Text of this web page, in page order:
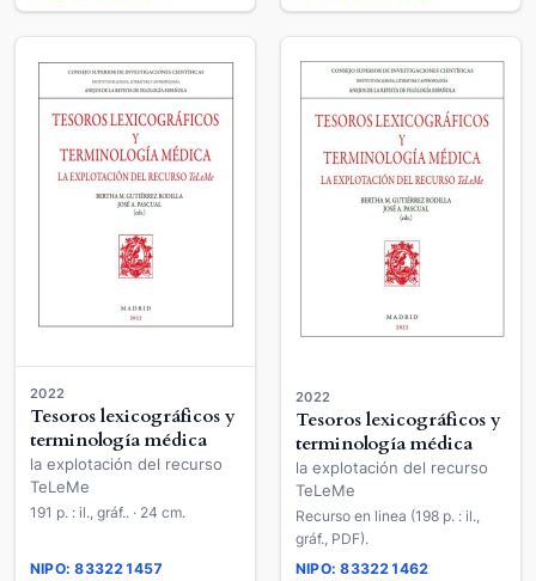
2022
Tesoros lexicográficos y
terminología médica
la explotación del recurso
TeLeMe
191 p. : il., gráf.. · 24 cm.
NIPO: 833221457
2022
Tesoros lexicográficos y
terminología médica
la explotación del recurso
TeLeMe
Recurso en linea (198 p. : il.,
gráf., PDF).
NIPO: 833221462